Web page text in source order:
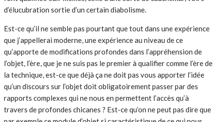
d’élucubration sortie d’un certain diabolisme.
Est-ce qu’il ne semble pas pourtant que tout dans une expérience
que j’appellerai moderne, une expérience au niveau de ce
qu’apporte de modifications profondes dans l’appréhension de
l’objet, l’ère, que je ne suis pas le premier à qualifier comme l’ère de
la technique, est-ce que déjà ça ne doit pas vous apporter l’idée
qu’un discours sur l’objet doit obligatoirement passer par des
rapports complexes qui ne nous en permettent l’accès qu’à
travers de profondes chicanes ? Est-ce qu’on ne peut pas dire que